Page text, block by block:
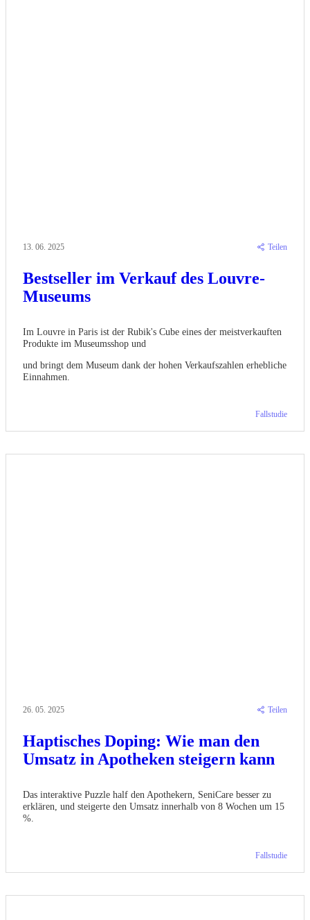
Bestseller im Verkauf des Louvre-
Museums
13. 06. 2025
Im Louvre in Paris ist der Rubik's Cube eines der meistverkauften
Produkte im Museumsshop und
und bringt dem Museum dank der hohen Verkaufszahlen erhebliche
Einnahmen.
Fallstudie
Teilen
Haptisches Doping: Wie man den
Umsatz in Apotheken steigern kann
26. 05. 2025
Das interaktive Puzzle half den Apothekern, SeniCare besser zu
erklären, und steigerte den Umsatz innerhalb von 8 Wochen um 15
%.
Fallstudie
Teilen